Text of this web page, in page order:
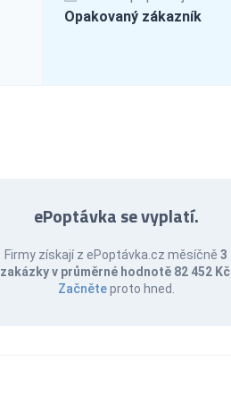
Opakovaný zákazník
ePoptávka se vyplatí.
Firmy získají z ePoptávka.cz měsíčně3
zakázky v průměrné hodnotě 82 452 Kč.
Začněteproto hned.